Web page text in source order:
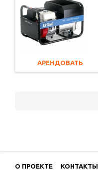
АРЕНДОВАТЬ
О ПРОЕКТЕ КОНТАКТЫ